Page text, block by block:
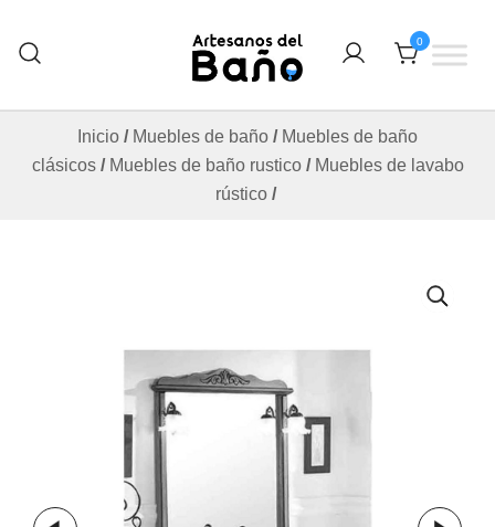
contenido
Artesanos Del Baño
0
Inicio / Muebles de baño / Muebles de baño
clásicos/ Muebles de baño rustico/ Muebles de lavabo
rústico/